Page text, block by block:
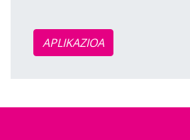
APLIKAZIOA